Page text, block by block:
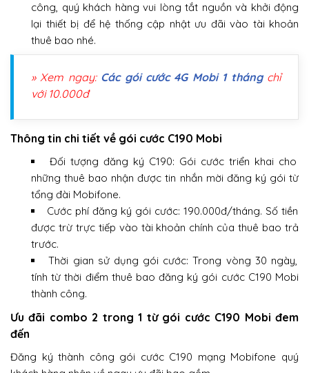
công, quý khách hàng vui lòng tắt nguồn và khởi động
lại thiết bị để hệ thống cập nhật ưu đãi vào tài khoản
thuê bao nhé.
» Xem ngay: Các gói cước 4G Mobi 1 thángchỉ
với 10.000đ
Thông tin chi tiết về gói cước C190 Mobi
Đối tượng đăng ký C190: Gói cước triển khai cho
những thuê bao nhận được tin nhắn mời đăng ký gói từ
tổng đài Mobifone.
Cước phí đăng ký gói cước: 190.000đ/tháng. Số tiền
được trừ trực tiếp vào tài khoản chính của thuê bao trả
trước.
Thời gian sử dụng gói cước: Trong vòng 30 ngày,
tính từ thời điểm thuê bao đăng ký gói cước C190 Mobi
thành công.
Ưu đãi combo 2 trong 1 từ gói cước C190 Mobi đem
đến
Đăng ký thành công gói cước C190 mạng Mobifone quý